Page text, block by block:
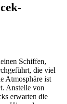
Schiffen,
die viel
Atmosphäre ist
Anstelle von
erwarten die